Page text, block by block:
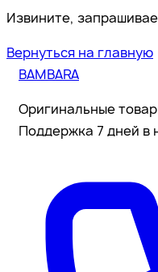
Извините,
Вернуться на главную
BAMBARA
Оригинальные
Поддержка 7 дней в